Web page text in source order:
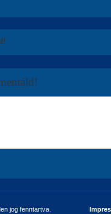
jog fenntartva.